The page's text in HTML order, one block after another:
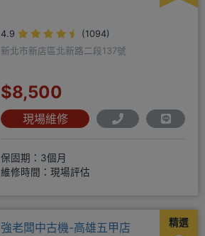
4.9
(1094)
新北市新店區北新路二段137號
$8,500
現場維修
保固期：3個月
維修時間：現場評估
精選
強老闆中古機-高雄五甲店